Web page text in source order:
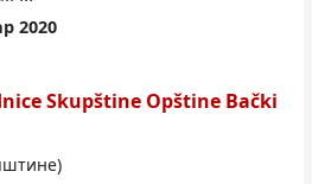
2020
Skupštine Opštine Bački